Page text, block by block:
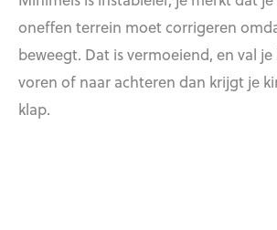
oneffen terrein moet corrigeren
beweegt. Dat is vermoeiend, en val
voren of naar achteren dan krijgt je
klap.